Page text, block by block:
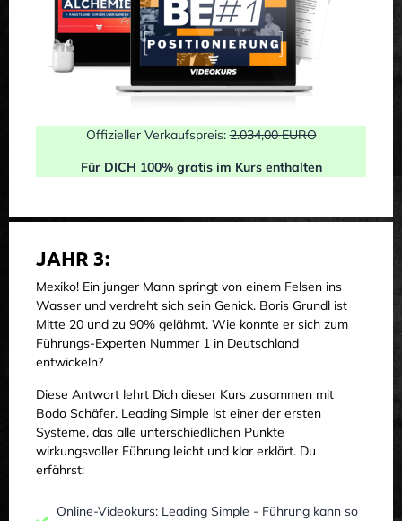
Offizieller Verkaufspreis:2.034,00 EURO
Für DICH 100% gratis im Kurs enthalten
JAHR 3:
Mexiko! Ein junger Mann springt von einem Felsen ins
Wasser und verdreht sich sein Genick. Boris Grundl ist
Mitte 20 und zu 90% gelähmt. Wie konnte er sich zum
Führungs-Experten Nummer 1 in Deutschland
entwickeln?
Diese Antwort lehrt Dich dieser Kurs zusammen mit
Bodo Schäfer. Leading Simple ist einer der ersten
Systeme, das alle unterschiedlichen Punkte
wirkungsvoller Führung leicht und klar erklärt. Du
erfährst:
Online-Videokurs: Leading Simple - Führung kann so